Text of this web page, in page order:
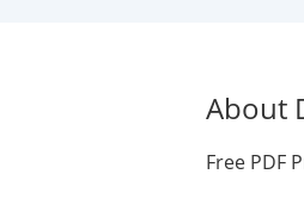
About
Free PDF